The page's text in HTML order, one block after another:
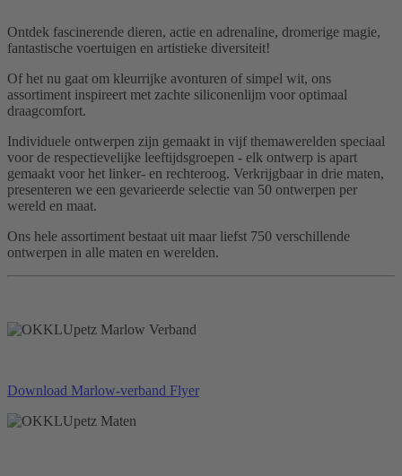
Ontdek fascinerende dieren, actie en adrenaline, dromerige magie,
fantastische voertuigen en artistieke diversiteit!
Of het nu gaat om kleurrijke avonturen of simpel wit, ons
assortiment inspireert met zachte siliconenlijm voor optimaal
draagcomfort.
Individuele ontwerpen zijn gemaakt in vijf themawerelden speciaal
voor de respectievelijke leeftijdsgroepen - elk ontwerp is apart
gemaakt voor het linker- en rechteroog. Verkrijgbaar in drie maten,
presenteren we een gevarieerde selectie van 50 ontwerpen per
wereld en maat.
Ons hele assortiment bestaat uit maar liefst 750 verschillende
ontwerpen in alle maten en werelden.
Download Marlow-verband Flyer